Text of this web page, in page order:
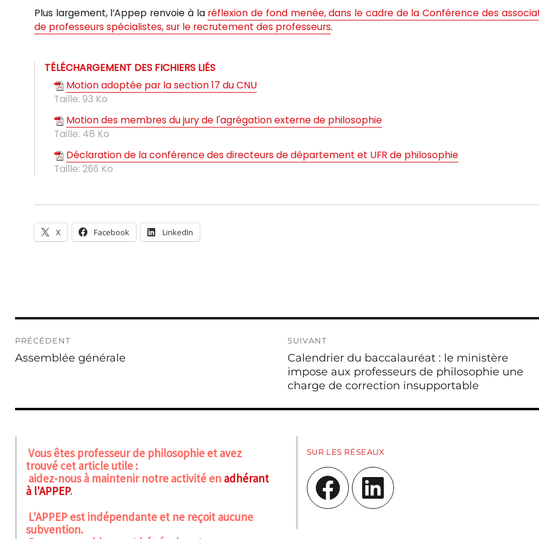
Plus largement, l’Appep renvoie à la réflexion de fond menée, dans le cadre de la Conférence des
de professeurs spécialistes, sur le recrutement des professeurs.
TÉLÉCHARGEMENT DES FICHIERS LIÉS
Motion adoptée par la section 17 du CNU
Taille: 93 Ko
Motion des membres du jury de l'agrégation externe de philosophie
Taille: 48 Ko
Déclaration de la conférence des directeurs de département et UFR de philosophie
Taille: 266 Ko
X Facebook LinkedIn
de
l’article
PRÉCÉDENT
Publication
Assemblée générale
SUIVANT
Publication
suivante :
Calendrier du baccalauréat : le ministère
impose aux professeurs de philosophie une
charge de correction insupportable
Vous êtes professeur de philosophie et avez
trouvé cet article utile :
aidez-nous à maintenir notre activité en adhérant
à l'APPEP.
L'APPEP est indépendante et ne reçoit aucune
subvention.
SUR LES RÉSEAUX
Facebook LinkedIn